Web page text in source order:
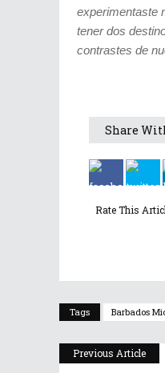
experimentaste
tener dos
contrastes de
Share
Rate This
Tags Barbados
Previous Article